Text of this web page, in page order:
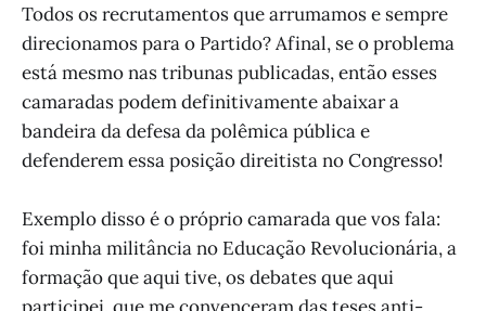
Todos os recrutamentos que arrumamos e sempre
direcionamos para o Partido? Afinal, se o problema
está mesmo nas tribunas publicadas, então esses
camaradas podem definitivamente abaixar a
bandeira da defesa da polêmica pública e
defenderem essa posição direitista no Congresso!
Exemplo disso é o próprio camarada que vos fala:
foi minha militância no Educação Revolucionária, a
formação que aqui tive, os debates que aqui